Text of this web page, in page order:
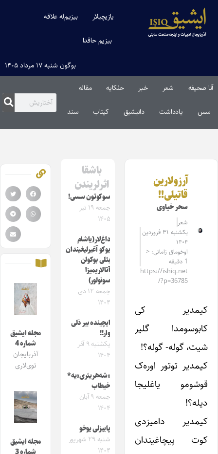
یازیچیلار بیزیم‌له علاقه
بیزیم حاقدا
بوگون شنبه ۱۷ مرداد ۱۴۰۵
آنا صحیفه شعر خبر حئکایه مقاله‌
سس یادداشت دانیشیق کیتاب سند
آرزولارین
قاتیلی!!
سحر خیاوی
شعر
یکشنبه ۳۱ فروردین
۱۴۰۴
اوخوماق زامانی: <
1 دقیقه
https://ishiq.net
/?p=36785
کیمدیر کی
کابوسومدا گلیر
شیت، گوله- گوله؟!
کیمدیر توتور اوره‌ک
قوشومو یاغلیجا
دیله؟!
کیمدیر دامیزدی
کوت پیچاغیندان
باشقا
اثرلریندن
سوکوتون سسی!
جمعه ۱۹ تیر
۱۴۰۵
داغ‌لار(یاشام
یوکو آغیرلیغیندان
بئلی بوکولن
آتالاریمیزا
سونولور)
جمعه ۱۲ دی
۱۴۰۴
ایچینده بیر دَلی
وار!!
یکشنبه ۹ آذر
۱۴۰۴
«شه‌هر‌یئری»‌یه*
خیطاب
جمعه ۹ آبان
۱۴۰۴
پاییزلی یوخو
شنبه ۲۹ شهریور
۱۴۰۴
مجله ایشیق
شماره 4
آذربایجان
توی‌لاری
مجله ایشیق